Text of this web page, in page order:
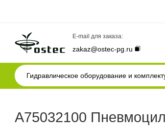
E-mail для заказа:
zakaz@ostec-pg.ru
Гидравлическое оборудование и
A75032100